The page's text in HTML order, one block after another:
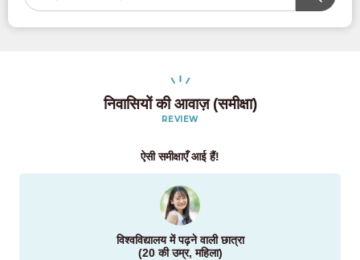
निवासियों की आवाज़ (समीक्षा)
REVIEW
ऐसी समीक्षाएँ आई हैं!
विश्वविद्यालय में पढ़ने वाली छात्रा
(20 की उम्र, महिला)